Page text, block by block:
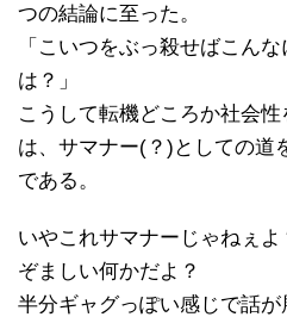
つの結論に至った。
「こいつをぶっ殺せばこん
は？」
こうして転機どころか社会
は、サマナー(？)としての道
である。
いやこれサマナーじゃねぇ
ぞましい何かだよ？
半分ギャグっぽい感じで話